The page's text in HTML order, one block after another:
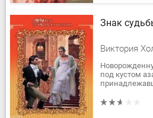
Знак
Виктория
под кустом
считали